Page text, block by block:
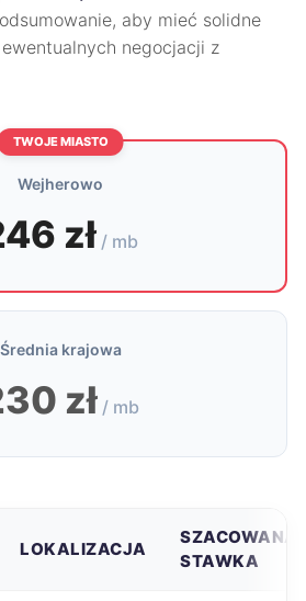
aby mieć solidne
negocjacji z
TWOJE MIASTO
Wejherowo
zł / mb
Średnia krajowa
zł / mb
LOKALIZACJA
SZACOWANA
STAWKA